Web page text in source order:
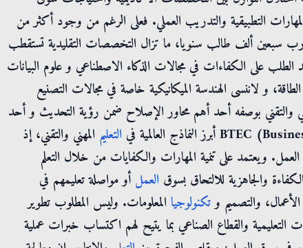
التطبيقية والتدريب العملي. فعلى الرغم من وجود أكثر من
سبعين ألف طالب سنويا، ما تزال التخصصات التقليدية تستقطب
الطلب على الكفاءات في مجالات الذكاء الاصطناعي و علوم البيانات
و لاننسى الهندسة الميكانيكية خاصة في مجالات التصنيع
والتقني بوصفه أحد أهم محاور الإصلاح ضمن رؤية التحديث و أحد
التعليم المهني والتقني، إذ
ويعتمد على تنمية المهارات والكفايات من خلال التعلم
والجاهزية للالتحاق بسوق العملأو مواصلة تعليمهم في
والتصميم وتكنولوجيا المعلومات. وليس المطلوب تطوير
التعليمية والقطاع الصناعي بما يتيح لهم اكتساب خبرات عملية